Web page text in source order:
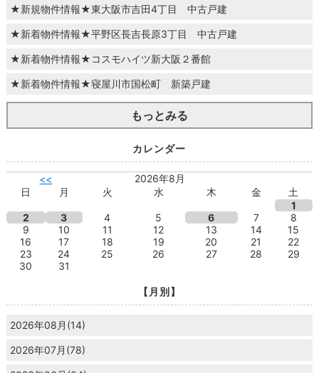
★新規物件情報★東大阪市吉田4丁目 中古戸建
★新着物件情報★平野区長吉長原3丁目 中古戸建
★新着物件情報★コスモハイツ新大阪２番館
★新着物件情報★寝屋川市国松町 新築戸建
もっとみる
カレンダー
<<
2026年8月
日
月 火 水 木 金
土
1
2
3 4 5 6 7
8
9
10 11 12 13 14
15
16
17 18 19 20 21
22
23
24 25 26 27 28
29
30
31
【月別】
2026年08月(14)
2026年07月(78)